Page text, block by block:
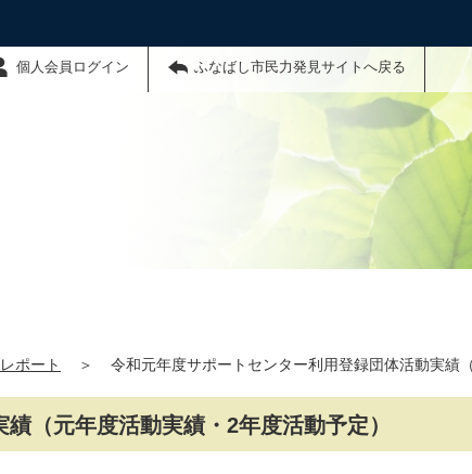
個人会員ログイン ふなばし市民力発見サイトへ戻る
ポート ＞ 令和元年度サポートセンター利用登録団体活動実績
（元年度活動実績・2年度活動予定）